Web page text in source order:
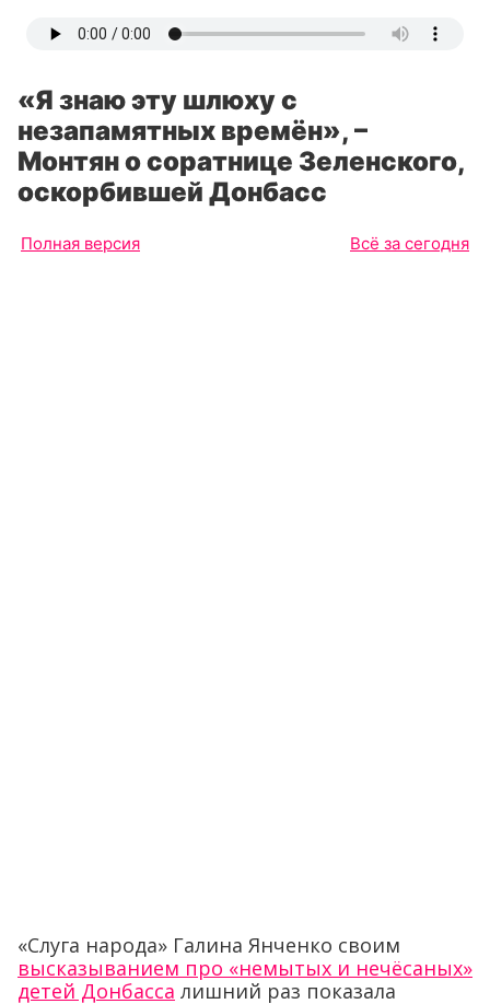
«Я знаю эту шлюху с
незапамятных времён», –
Монтян о соратнице Зеленского,
оскорбившей Донбасс
Полная версия Всё за сегодня
«Слуга народа» Галина Янченко своим
высказыванием про «немытых и нечёсаных»
детей Донбасса лишний раз показала